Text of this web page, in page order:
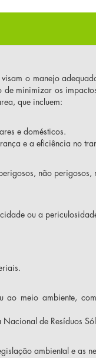
o manejo
minimizar os
que incluem:
e domésticos.
e a eficiência no
não perigosos,
ou a
meio ambiente,
de Resíduos
ambiental e as